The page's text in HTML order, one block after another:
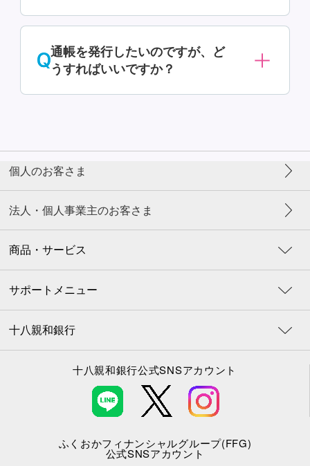
セブン銀行ATMでお申込みいただいた
口座は「印鑑レス」口座となります。
印鑑の届出が必要な方は、後日銀行窓
口で申し出ください。お急ぎの場合
通帳を発行したいのですが、ど
うすればいいですか？
ン口座」となります。通帳発行をご希
望のお客様は、銀行窓口でお申込みを
お願いします。（来店予約）
個人のお客さま
法人・個人事業主のお客さま
商品・サービス
サポートメニュー
十八親和銀行
十八親和銀行公式SNSアカウント
ふくおかフィナンシャルグループ(FFG)
公式SNSアカウント